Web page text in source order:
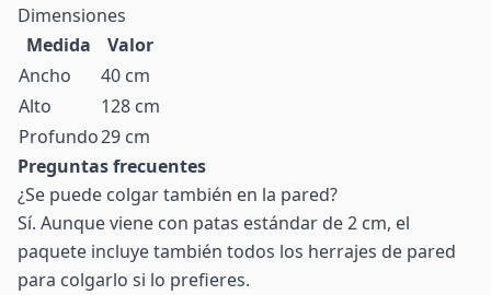
Dimensiones
Medida
Valor
Ancho
40 cm
Alto
128 cm
Profundo29 cm
Preguntas frecuentes
¿Se puede colgar también en la pared?
Sí. Aunque viene con patas estándar de 2 cm, el
paquete incluye también todos los herrajes de pared
para colgarlo si lo prefieres.